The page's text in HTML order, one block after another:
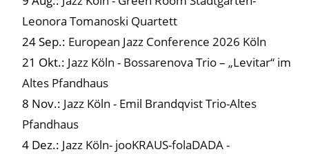
Leonora Tomanoski Quartett
24 Sep.: European Jazz Conference 2026 Köln
21 Okt.: Jazz Köln - Bossarenova Trio – „Levitar“ im
Altes Pfandhaus
8 Nov.: Jazz Köln - Emil Brandqvist Trio-Altes
Pfandhaus
4 Dez.: Jazz Köln- jooKRAUS-folaDADA -